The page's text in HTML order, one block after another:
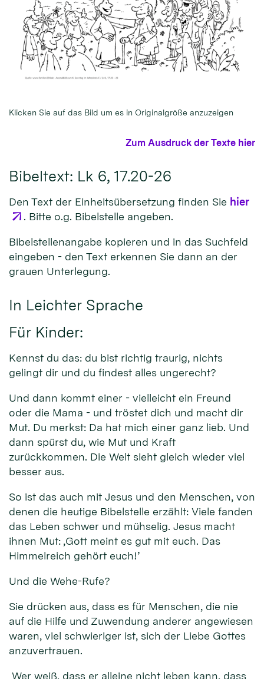
Klicken Sie auf das Bild um es in Originalgröße anzuzeigen
Zum Ausdruck der Texte hier
Bibeltext: Lk 6, 17.20-26
Den Text der Einheitsübersetzung finden Sie hier
. Bitte o.g. Bibelstelle angeben.
Bibelstellenangabe kopieren und in das Suchfeld
eingeben - den Text erkennen Sie dann an der
grauen Unterlegung.
In Leichter Sprache
Für Kinder:
Kennst du das: du bist richtig traurig, nichts
gelingt dir und du findest alles ungerecht?
Und dann kommt einer - vielleicht ein Freund
oder die Mama - und tröstet dich und macht dir
Mut. Du merkst: Da hat mich einer ganz lieb. Und
dann spürst du, wie Mut und Kraft
zurückkommen. Die Welt sieht gleich wieder viel
besser aus.
So ist das auch mit Jesus und den Menschen, von
denen die heutige Bibelstelle erzählt: Viele fanden
das Leben schwer und mühselig. Jesus macht
ihnen Mut: ‚Gott meint es gut mit euch. Das
Himmelreich gehört euch!’
Und die Wehe-Rufe?
Sie drücken aus, dass es für Menschen, die nie
auf die Hilfe und Zuwendung anderer angewiesen
waren, viel schwieriger ist, sich der Liebe Gottes
anzuvertrauen.
Wer weiß, dass er alleine nicht leben kann, dass